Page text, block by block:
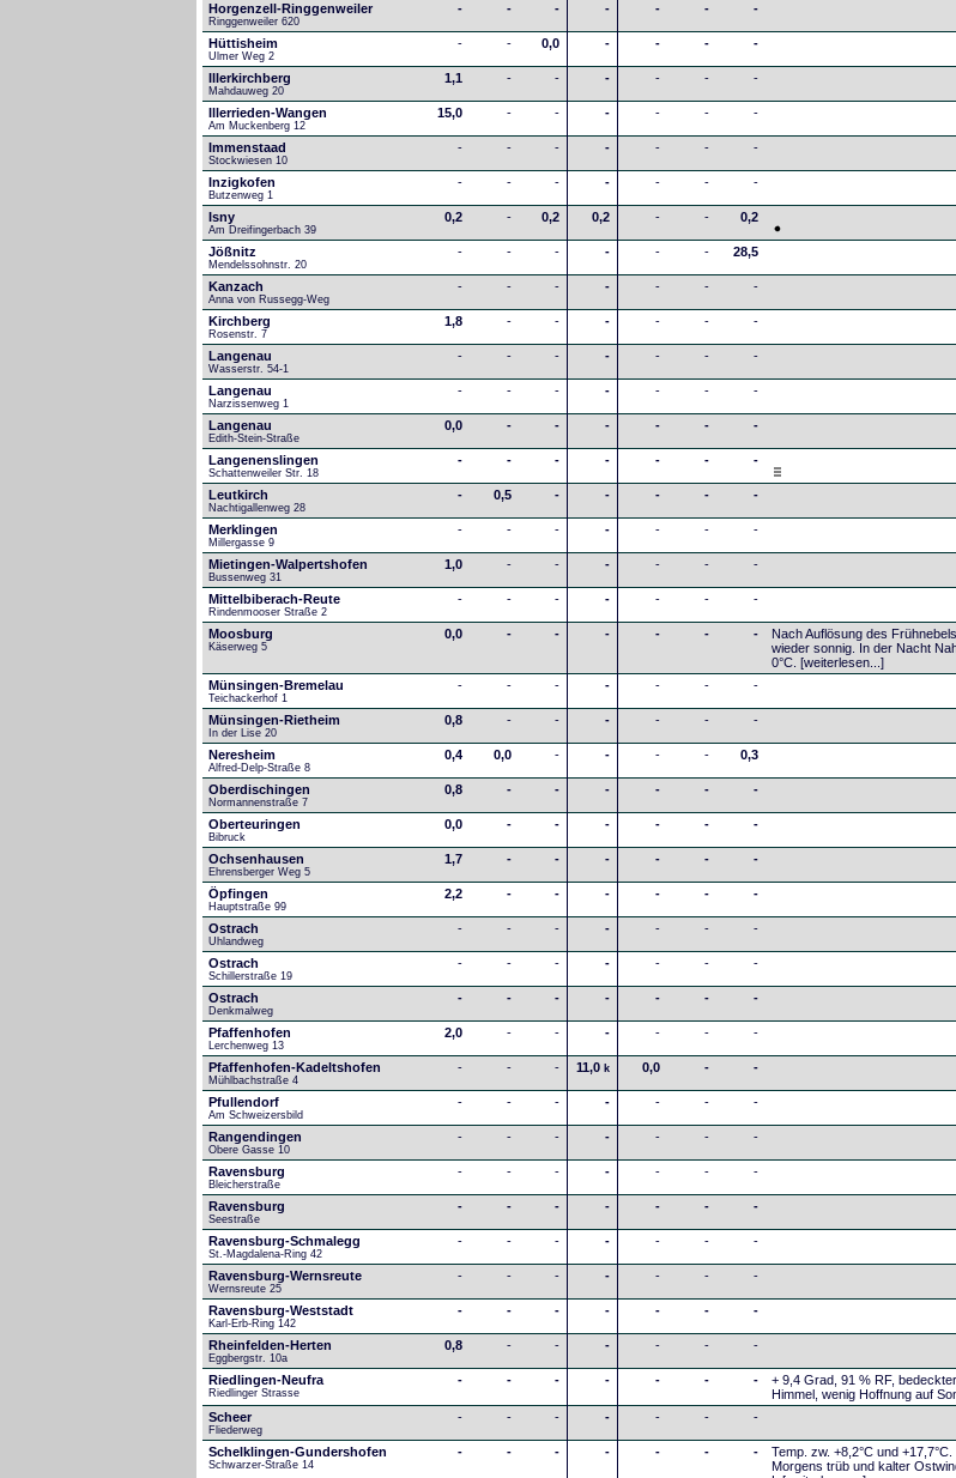
Horgenzell-Ringgenweiler
Ringgenweiler 620
- - - - - - -
Hüttisheim
Ulmer Weg 2
- - 0,0 - - - -
Illerkirchberg
Mahdauweg 20
1,1 - - - - - -
Illerrieden-Wangen
Am Muckenberg 12
15,0 - - - - - -
Immenstaad
Stockwiesen 10
- - - - - - -
Inzigkofen
Butzenweg 1
- - - - - - -
Isny
Am Dreifingerbach 39
0,2 - 0,2 0,2 - - 0,2
Jößnitz
Mendelssohnstr. 20
- - - - - - 28,5
Kanzach
Anna von Russegg-Weg
- - - - - - -
Kirchberg
Rosenstr. 7
1,8 - - - - - -
Langenau
Wasserstr. 54-1
- - - - - - -
Langenau
Narzissenweg 1
- - - - - - -
Langenau
Edith-Stein-Straße
0,0 - - - - - -
Langenenslingen
Schattenweiler Str. 18
- - - - - - -
Leutkirch
Nachtigallenweg 28
- 0,5 - - - - -
Merklingen
Millergasse 9
- - - - - - -
Mietingen-Walpertshofen
Bussenweg 31
1,0 - - - - - -
Mittelbiberach-Reute
Rindenmooser Straße 2
- - - - - - -
Moosburg
Käserweg 5
0,0 - - - - - -
Nach Auflösung des Frühnebels
wieder sonnig. In der Nacht
0°C. [weiterlesen...]
Münsingen-Bremelau
Teichackerhof 1
- - - - - - -
Münsingen-Rietheim
In der Lise 20
0,8 - - - - - -
Neresheim
Alfred-Delp-Straße 8
0,4 0,0 - - - - 0,3
Oberdischingen
Normannenstraße 7
0,8 - - - - - -
Oberteuringen
Bibruck
0,0 - - - - - -
Ochsenhausen
Ehrensberger Weg 5
1,7 - - - - - -
Öpfingen
Hauptstraße 99
2,2 - - - - - -
Ostrach
Uhlandweg
- - - - - - -
Ostrach
Schillerstraße 19
- - - - - - -
Ostrach
Denkmalweg
- - - - - - -
Pfaffenhofen
Lerchenweg 13
2,0 - - - - - -
Pfaffenhofen-Kadeltshofen
Mühlbachstraße 4
- - - 11,0 k 0,0 - -
Pfullendorf
Am Schweizersbild
- - - - - - -
Rangendingen
Obere Gasse 10
- - - - - - -
Ravensburg
Bleicherstraße
- - - - - - -
Ravensburg
Seestraße
- - - - - - -
Ravensburg-Schmalegg
St.-Magdalena-Ring 42
- - - - - - -
Ravensburg-Wernsreute
Wernsreute 25
- - - - - - -
Ravensburg-Weststadt
Karl-Erb-Ring 142
- - - - - - -
Rheinfelden-Herten
Eggbergstr. 10a
0,8 - - - - - -
Riedlingen-Neufra
Riedlinger Strasse
- - - - - - -
+ 9,4 Grad, 91 % RF, bedeckter
Himmel, wenig Hoffnung auf
Scheer
Fliederweg
- - - - - - -
Schelklingen-Gundershofen
Schwarzer-Straße 14
- - - - - - -
Temp. zw. +8,2°C und +17,7°C.
Morgens trüb und kalter